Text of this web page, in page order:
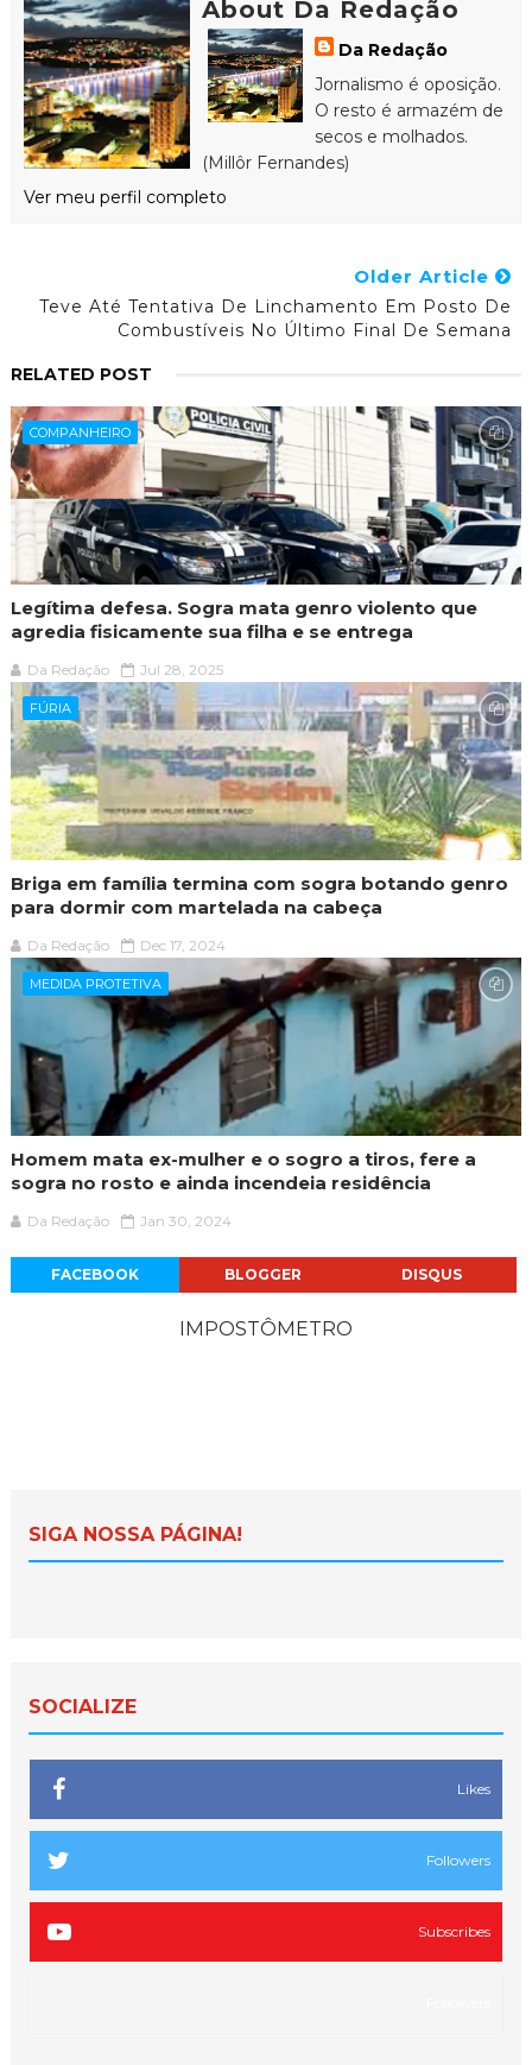
About Da Redação
Da Redação
Jornalismo é oposição.
O resto é armazém de
secos e molhados.
(Millôr Fernandes)
Ver meu perfil completo
Older Article
Teve Até Tentativa De Linchamento Em Posto De
Combustíveis No Último Final De Semana
RELATED POST
COMPANHEIRO
Legítima defesa. Sogra mata genro violento que
agredia fisicamente sua filha e se entrega
Da Redação Jul 28, 2025
FÚRIA
Briga em família termina com sogra botando genro
para dormir com martelada na cabeça
Da Redação Dec 17, 2024
MEDIDA PROTETIVA
Homem mata ex-mulher e o sogro a tiros, fere a
sogra no rosto e ainda incendeia residência
Da Redação Jan 30, 2024
FACEBOOK BLOGGER DISQUS
IMPOSTÔMETRO
SIGA NOSSA PÁGINA!
SOCIALIZE
Likes
Followers
Subscribes